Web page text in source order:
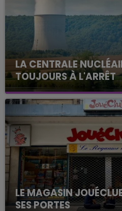
LA CENTRALE
TOUJOURS À L'ARRÊT
Cela fait déjà une
nucléaire ardennaise est
justifiée par la
présente.
LE MAGASIN
SES PORTES